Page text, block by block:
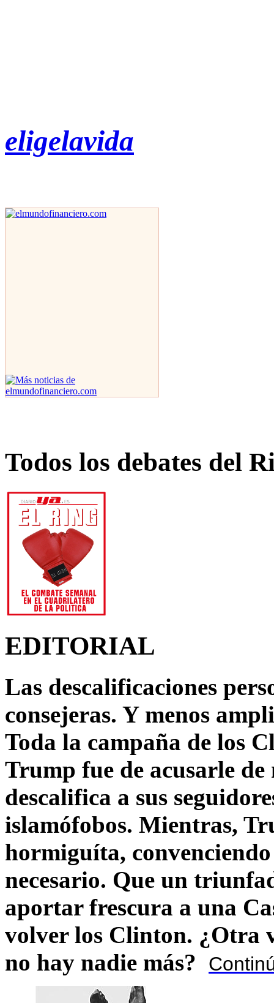
eligelavida
Todos los debates del
EDITORIAL
Las descalificaciones
consejeras. Y menos
Toda la campaña de los
Trump fue de acusarle
descalifica a sus
islamófobos. Mientras,
hormiguíta,
necesario. Que un
aportar frescura a una
volver los Clinton. ¿Otra
no hay nadie más?